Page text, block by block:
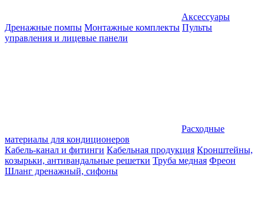
Аксессуары
Дренажные помпы Монтажные комплекты Пульты
управления и лицевые панели
Расходные
материалы для кондиционеров
Кабель-канал и фитинги Кабельная продукция Кронштейны,
козырьки, антивандальные решетки Труба медная Фреон
Шланг дренажный, сифоны